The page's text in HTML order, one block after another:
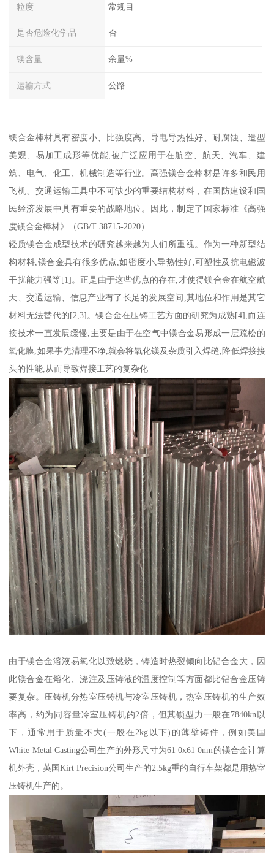
粒度 常规目
是否危险化学品 否
镁含量 余量%
运输方式 公路
镁合金棒材具有密度小、比强度高、导电导热性好、耐腐蚀、造型
美观、易加工成形等优能,被广泛应用于在航空、航天、汽车、建
筑、电气、化工、机械制造等行业。高强镁合金棒材是许多和民用
飞机、交通运输工具中不可缺少的重要结构材料，在国防建设和国
民经济发展中具有重要的战略地位。因此，制定了国家标准《高强
度镁合金棒材》（GB/T 38715-2020）
轻质镁合金成型技术的研究越来越为人们所重视。作为一种新型结
构材料,镁合金具有很多优点,如密度小,导热性好,可塑性及抗电磁波
干扰能力强等[1]。正是由于这些优点的存在,才使得镁合金在航空航
天、交通运输、信息产业有了长足的发展空间,其地位和作用是其它
材料无法替代的[2,3]。镁合金在压铸工艺方面的研究为成熟[4],而连
接技术一直发展缓慢,主要是由于在空气中镁合金易形成一层疏松的
氧化膜,如果事先清理不净,就会将氧化镁及杂质引入焊缝,降低焊接接
头的性能,从而导致焊接工艺的复杂化
由于镁合金溶液易氧化以致燃烧，铸造时热裂倾向比铝合金大，因
此镁合金在熔化、浇注及压铸液的温度控制等方面都比铝合金压铸
要复杂。压铸机分热室压铸机与冷室压铸机，热室压铸机的生产效
率高，约为同容量冷室压铸机的2倍，但其锁型力一般在7840kn以
下，通常用于质量不大(一般在2kg以下)的薄壁铸件，例如美国
White Metal Casting公司生产的外形尺寸为61 0x61 0nm的镁合金计算
机外壳，英国Kirt Precision公司生产的2.5kg重的自行车架都是用热室
压铸机生产的。